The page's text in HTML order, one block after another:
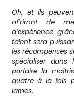
Oh, et ils
offriront de
d’expérience
talent sera
les récompenses
spécialiser dans
parfaire la
quatre à la fois
lames.